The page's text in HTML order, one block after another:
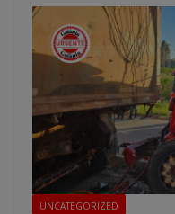
UNCATEGORIZED